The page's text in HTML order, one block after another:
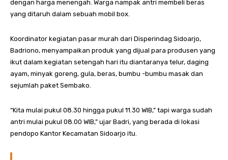
dengan harga menengah. Warga nampak antri membeli beras
yang ditaruh dalam sebuah mobil box.
Koordinator kegiatan pasar murah dari Disperindag Sidoarjo,
Badriono, menyampaikan produk yang dijual para produsen yang
ikut dalam kegiatan setengah hari itu diantaranya telur, daging
ayam, minyak goreng, gula, beras, bumbu -bumbu masak dan
sejumlah paket Sembako.
“Kita mulai pukul 08.30 hingga pukul 11.30 WIB,” tapi warga sudah
antri mulai pukul 08.00 WIB,” ujar Badri, yang berada di lokasi
pendopo Kantor Kecamatan Sidoarjo itu.